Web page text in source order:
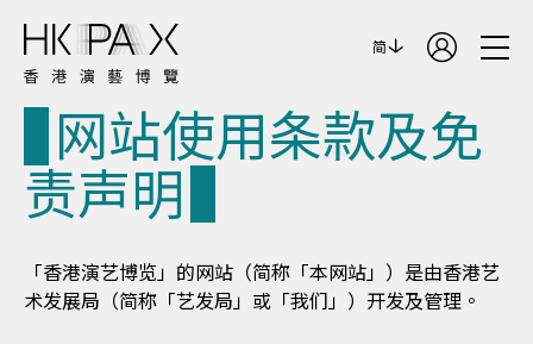
简
网站使用条款及免
责声明
「香港演艺博览」的网站（简称「本网站」）是由香港艺
术发展局（简称「艺发局」或「我们」）开发及管理。